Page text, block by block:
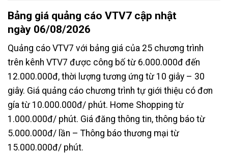
Bảng giá quảng cáo VTV7 cập nhật
ngày 06/08/2026
Quảng cáo VTV7 với bảng giá của 25 chương trình
trên kênh VTV7 được công bố từ 6.000.000đ đến
12.000.000đ, thời lượng tương ứng từ 10 giây – 30
giây. Giá quảng cáo chương trình tự giới thiệu có đơn
gía từ 10.000.000đ/ phút. Home Shopping từ
1.000.000đ/ phút. Giá đăng thông tin, thông báo từ
5.000.000đ/ lần – Thông báo thương mại từ
15.000.000đ/ phút.